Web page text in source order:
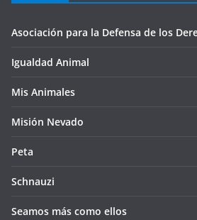
Asociación para la Defensa de los
Igualdad Animal
Mis Animales
Misión Nevado
Peta
Schnauzi
Seamos más como ellos